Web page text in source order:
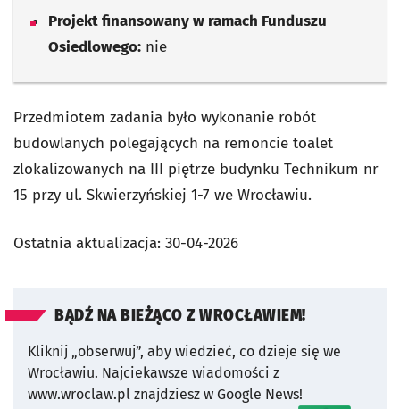
Projekt finansowany w ramach Funduszu
Osiedlowego: nie
Przedmiotem zadania było wykonanie robót
budowlanych polegających na remoncie toalet
zlokalizowanych na III piętrze budynku Technikum nr
15 przy ul. Skwierzyńskiej 1-7 we Wrocławiu.
Ostatnia aktualizacja: 30-04-2026
BĄDŹ NA BIEŻĄCO Z WROCŁAWIEM!
Kliknij „obserwuj”, aby wiedzieć, co dzieje się we
Wrocławiu. Najciekawsze wiadomości z
www.wroclaw.pl znajdziesz w Google News!